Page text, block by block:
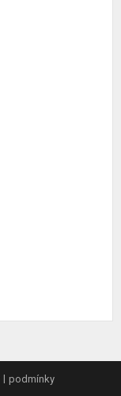
podmínky